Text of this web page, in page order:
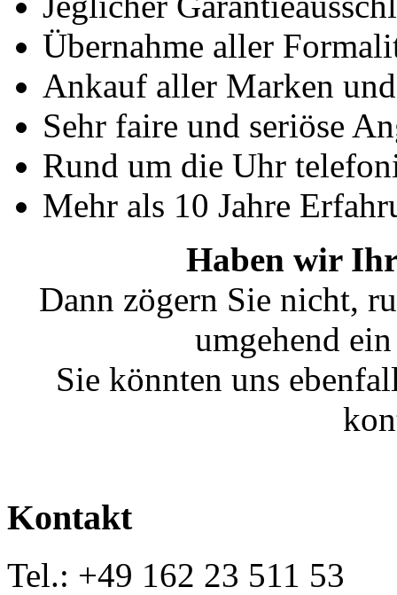
Übernahme aller
Ankauf aller Marken
Sehr faire und seriöse
Rund um die Uhr
Mehr als 10 Jahre
Haben wir Ihr
Dann zögern Sie nicht,
umgehend
Sie könnten uns
Kontakt
Tel.: +49 162 23 511 53